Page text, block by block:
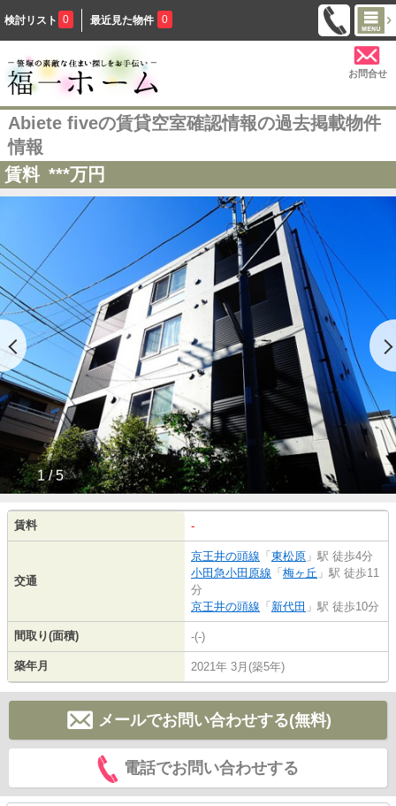
検討リスト 0 最近見た物件 0
お問合せ
Abiete fiveの賃貸空室確認情報の過去掲載物件
情報
賃料 ***万円
1 / 5
賃料 -
交通
京王井の頭線 「 東松原 」駅 徒歩4分
小田急小田原線 「 梅ヶ丘 」駅 徒歩11
分
京王井の頭線 「 新代田 」駅 徒歩10分
間取り(面積) -(-)
築年月 2021年 3月(築5年)
メールでお問い合わせする(無料)
電話でお問い合わせする